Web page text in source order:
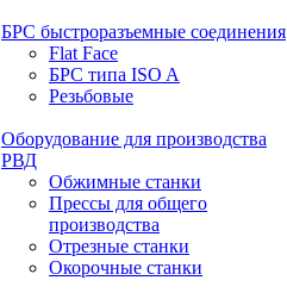
БРС быстроразъемные соединения
Flat Face
БРС типа ISO A
Резьбовые
Оборудование для производства
РВД
Обжимные станки
Прессы для общего
производства
Отрезные станки
Окорочные станки